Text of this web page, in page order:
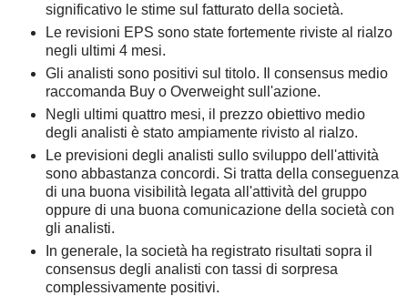
significativo le stime sul fatturato della società.
Le revisioni EPS sono state fortemente riviste al rialzo
negli ultimi 4 mesi.
Gli analisti sono positivi sul titolo. Il consensus medio
raccomanda Buy o Overweight sull'azione.
Negli ultimi quattro mesi, il prezzo obiettivo medio
degli analisti è stato ampiamente rivisto al rialzo.
Le previsioni degli analisti sullo sviluppo dell'attività
sono abbastanza concordi. Si tratta della conseguenza
di una buona visibilità legata all'attività del gruppo
oppure di una buona comunicazione della società con
gli analisti.
In generale, la società ha registrato risultati sopra il
consensus degli analisti con tassi di sorpresa
complessivamente positivi.